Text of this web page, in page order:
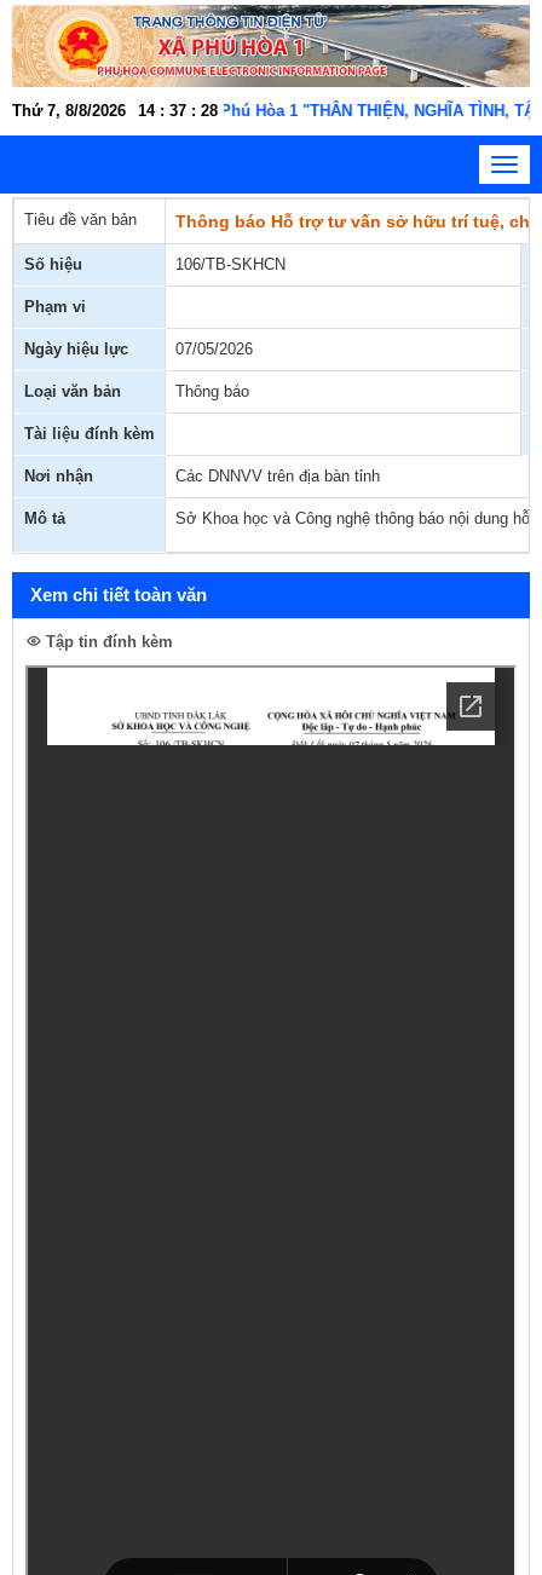
Thứ 7, 8/8/2026 14 : 37 : 28
người lao động xã Phú Hòa 1 "THÂN THIỆN, NGHĨA TÌNH, TẬN
Tiêu đề văn bản
Thông báo Hỗ trợ tư vấn sở hữu trí tuệ,
Số hiệu 106/TB-SKHCN
Phạm vi
Ngày hiệu lực 07/05/2026
Loại văn bản Thông báo
Tài liệu đính kèm
Nơi nhận Các DNNVV trên địa bàn tỉnh
Mô tả Sở Khoa học và Công nghệ thông báo nội dung
Xem chi tiết toàn văn
Tập tin đính kèm